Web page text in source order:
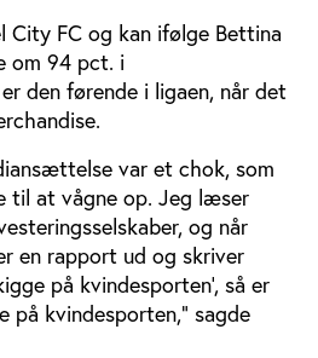
City FC og kan ifølge Bettina
om 94 pct. i
den førende i ligaen, når det
var et chok, som
til at vågne op. Jeg læser
og når
en rapport ud og skriver
på kvindesporten', så er
kvindesporten," sagde